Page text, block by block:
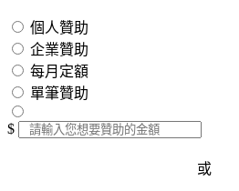
個人贊助
企業贊助
每月定額
單筆贊助
$
或